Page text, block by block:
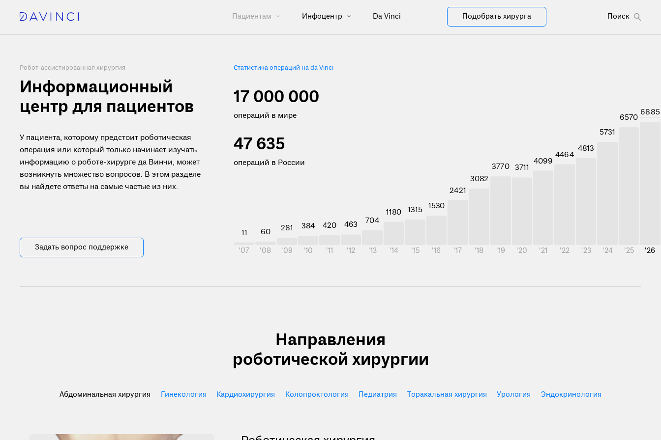
Пациентам Инфоцентр Da Vinci Подобрать хирурга Поиск
Робот-ассистированная хирургия
Информационный
центр для пациентов
У пациента, которому предстоит роботическая
операция или который только начинает изучать
информацию о роботе-хирурге да Винчи, может
возникнуть множество вопросов. В этом разделе
вы найдете ответы на самые частые из них.
Задать вопрос поддержке
Статистика операций на da Vinci
17 000 000
операций в мире
47 635
операций в России
11
'07
60
'08
281
'09
384
'10
420
'11
463
'12
704
'13
1180
'14
1315
'15
1530
'16
2421
'17
3082
'18
3770
'19
3711
'20
4099
'21
4464
'22
4813
'23
5731
'24
6570
'25
6885
'26
Направления
роботической хирургии
Абдоминальная хирургия Гинекология Кардиохирургия Колопроктология Педиатрия Торакальная хирургия Урология Эндокринология